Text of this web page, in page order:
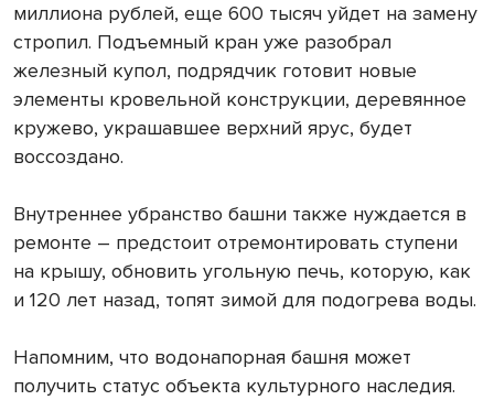
миллиона рублей, еще 600 тысяч уйдет на замену
стропил. Подъемный кран уже разобрал
железный купол, подрядчик готовит новые
элементы кровельной конструкции, деревянное
кружево, украшавшее верхний ярус, будет
воссоздано.
Внутреннее убранство башни также нуждается в
ремонте – предстоит отремонтировать ступени
на крышу, обновить угольную печь, которую, как
и 120 лет назад, топят зимой для подогрева воды.
Напомним, что водонапорная башня может
получить статус объекта культурного наследия.